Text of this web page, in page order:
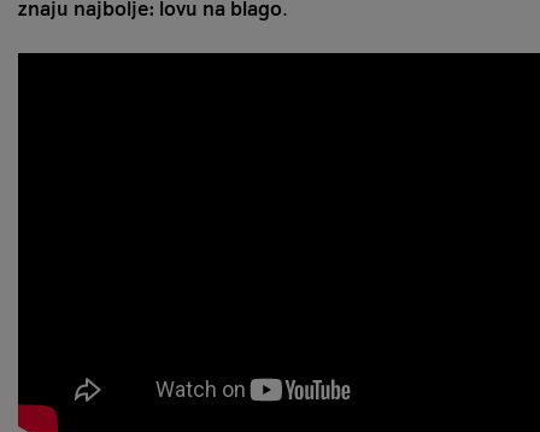
znaju najbolje: lovu na blago.